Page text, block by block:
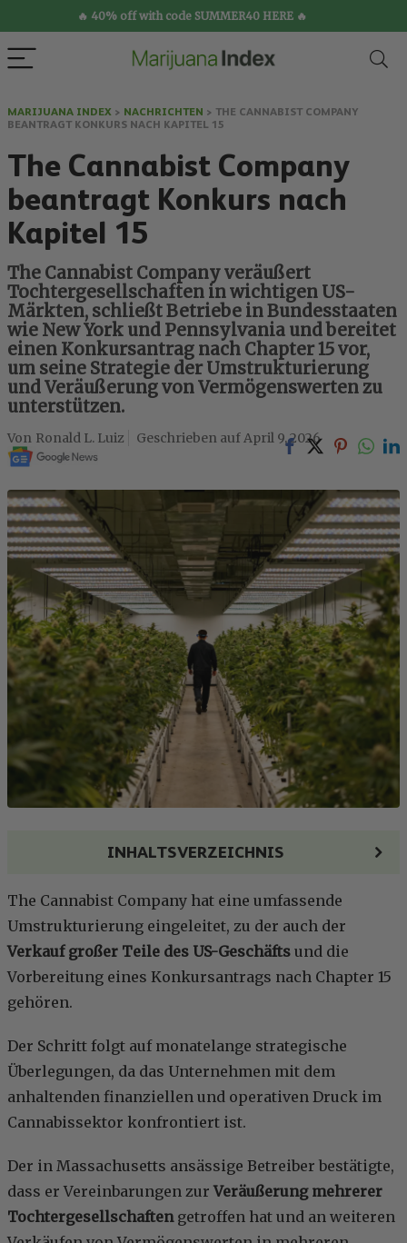
🔥 40% off with code SUMMER40 HERE 🔥
MARIJUANA INDEX > NACHRICHTEN > THE CANNABIST COMPANY
BEANTRAGT KONKURS NACH KAPITEL 15
The Cannabist Company
beantragt Konkurs nach
Kapitel 15
The Cannabist Company veräußert
Tochtergesellschaften in wichtigen US-
Märkten, schließt Betriebe in Bundesstaaten
wie New York und Pennsylvania und bereitet
einen Konkursantrag nach Chapter 15 vor,
um seine Strategie der Umstrukturierung
und Veräußerung von Vermögenswerten zu
unterstützen.
Ronald L. Luiz April 9, 2026
INHALTSVERZEICHNIS
The Cannabist Company hat eine umfassende
Umstrukturierung eingeleitet, zu der auch der
Verkauf großer Teile des US-Geschäfts und die
Vorbereitung eines Konkursantrags nach Chapter 15
gehören.
Der Schritt folgt auf monatelange strategische
Überlegungen, da das Unternehmen mit dem
anhaltenden finanziellen und operativen Druck im
Cannabissektor konfrontiert ist.
Der in Massachusetts ansässige Betreiber bestätigte,
dass er Vereinbarungen zur Veräußerung mehrerer
Tochtergesellschaftengetroffen hat und an weiteren